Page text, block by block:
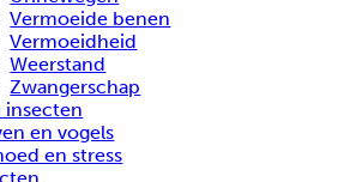
Vermoeide benen
Vermoeidheid
Weerstand
Zwangerschap
insecten
en vogels
en stress